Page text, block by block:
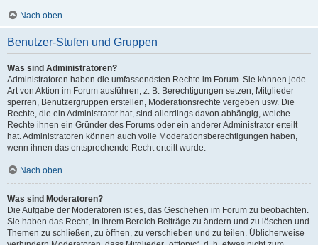
Nach oben
Benutzer-Stufen und Gruppen
Was sind Administratoren?
Administratoren haben die umfassendsten Rechte im Forum. Sie können jede
Art von Aktion im Forum ausführen; z. B. Berechtigungen setzen, Mitglieder
sperren, Benutzergruppen erstellen, Moderationsrechte vergeben usw. Die
Rechte, die ein Administrator hat, sind allerdings davon abhängig, welche
Rechte ihnen ein Gründer des Forums oder ein anderer Administrator erteilt
hat. Administratoren können auch volle Moderationsberechtigungen haben,
wenn ihnen das entsprechende Recht erteilt wurde.
Nach oben
Was sind Moderatoren?
Die Aufgabe der Moderatoren ist es, das Geschehen im Forum zu beobachten.
Sie haben das Recht, in ihrem Bereich Beiträge zu ändern und zu löschen und
Themen zu schließen, zu öffnen, zu verschieben und zu teilen. Üblicherweise